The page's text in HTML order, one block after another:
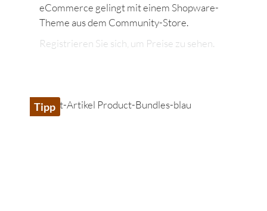
eCommerce gelingt mit einem Shopware-
Theme aus dem Community-Store.
Registrieren Sie sich, um Preise zu sehen.
Tipp